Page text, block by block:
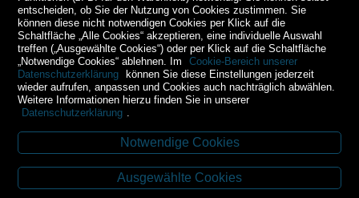
Kontakt
Budweiser Str. 3
entscheiden, ob Sie der Nutzung von Cookies zustimmen. Sie
können diese nicht notwendigen Cookies per Klick auf die
Schaltfläche „Alle Cookies“ akzeptieren, eine individuelle Auswahl
treffen („Ausgewählte Cookies“) oder per Klick auf die Schaltfläche
„Notwendige Cookies“ ablehnen. Im
Cookie-Bereich unserer
Datenschutzerklärung können Sie diese Einstellungen jederzeit
wieder aufrufen, anpassen und Cookies auch nachträglich abwählen.
Weitere Informationen hierzu finden Sie in unserer
Datenschutzerklärung
Notwendige Cookies
Ausgewählte Cookies